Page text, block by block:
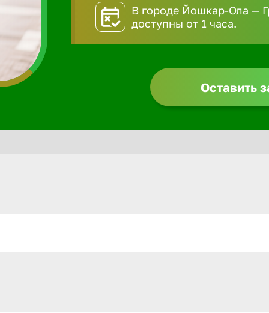
В городе Йошкар-Ола —
доступны от 1 часа.
Оставить